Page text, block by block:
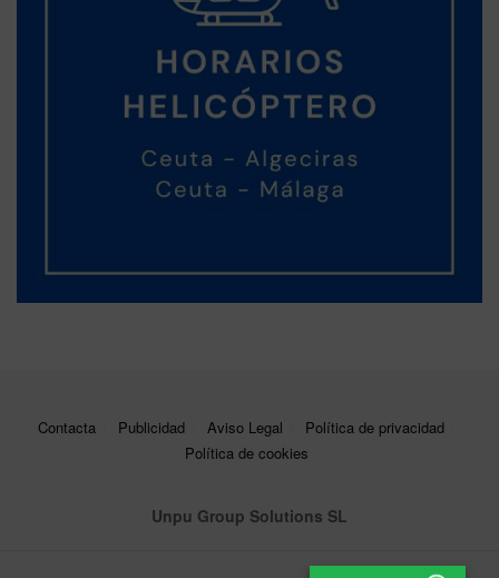
Contacta Publicidad Aviso Legal
Política de privacidad
Política de cookies
Unpu Group Solutions SL